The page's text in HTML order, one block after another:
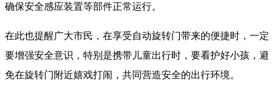
确保安全感应装置等部件正常运行。
在此也提醒广大市民，在享受自动旋转门带来的便捷时，一定
要增强安全意识，特别是携带儿童出行时，要看护好小孩，避
免在旋转门附近嬉戏打闹，共同营造安全的出行环境。